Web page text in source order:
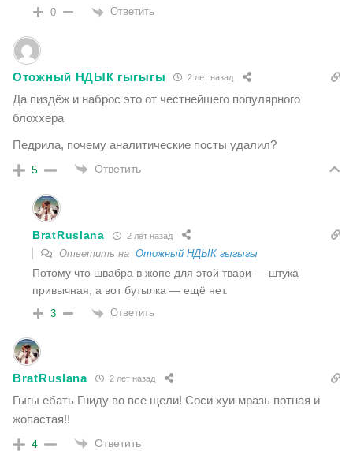
0 Ответить
Отожный НДЫК гыгыгы 2 лет назад
Да пиздёж и наброс это от честнейшего популярного
блоххера
Педрила, почему аналитические посты удалил?
5 Ответить
BratRuslana 2 лет назад
Ответить на Отожный НДЫК гыгыгы
Потому что швабра в жопе для этой твари — штука
привычная, а вот бутылка — ещё нет.
3 Ответить
BratRuslana 2 лет назад
Гыгы ебать Гниду во все щели! Соси хуи мразь потная и
жопастая!!
4 Ответить